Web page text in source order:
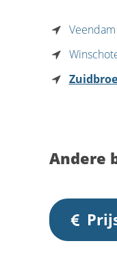
Veendam
Andere